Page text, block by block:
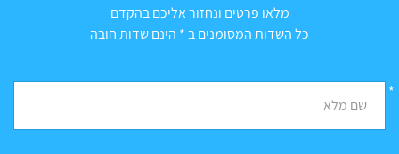
מלאו פרטים ונחזור אליכם בהקדם
כל השדות המסומנים ב * הינם שדות חובה
שם מלא
*